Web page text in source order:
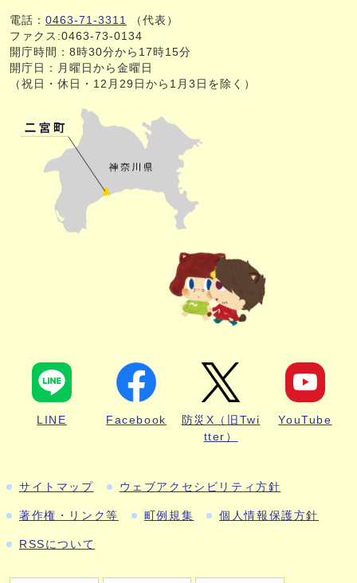
電話： 0463-71-3311
（代表）
ファクス:0463-73-0134
開庁時間：8時30分から17時15分
開庁日：月曜日から金曜日
（祝日・休日・12月29日から1月3日を除く）
LINE Facebook
防災X（旧Twi
tter）
YouTube
サイトマップ ウェブアクセシビリティ方針
著作権・リンク等 町例規集 個人情報保護方針
RSSについて